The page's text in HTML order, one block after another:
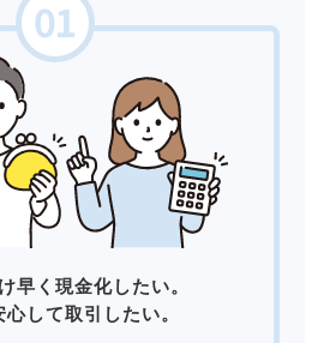
早く現金化したい。
して取引したい。